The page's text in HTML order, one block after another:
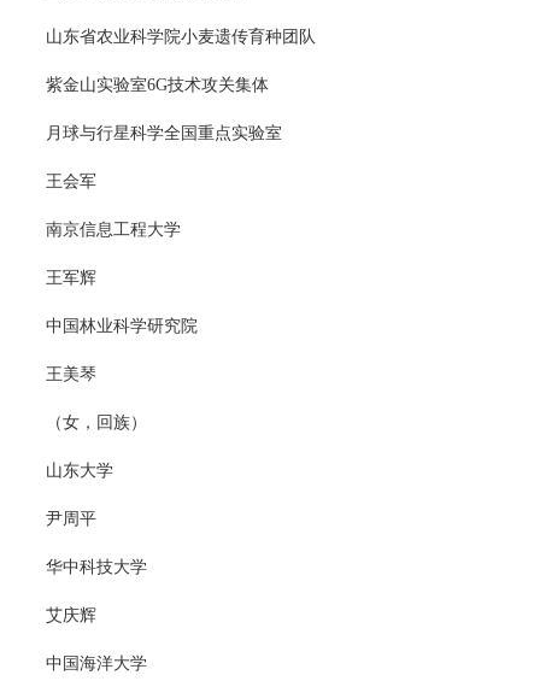
山东省农业科学院小麦遗传育种团队
紫金山实验室6G技术攻关集体
月球与行星科学全国重点实验室
王会军
南京信息工程大学
王军辉
中国林业科学研究院
王美琴
（女，回族）
山东大学
尹周平
华中科技大学
艾庆辉
中国海洋大学